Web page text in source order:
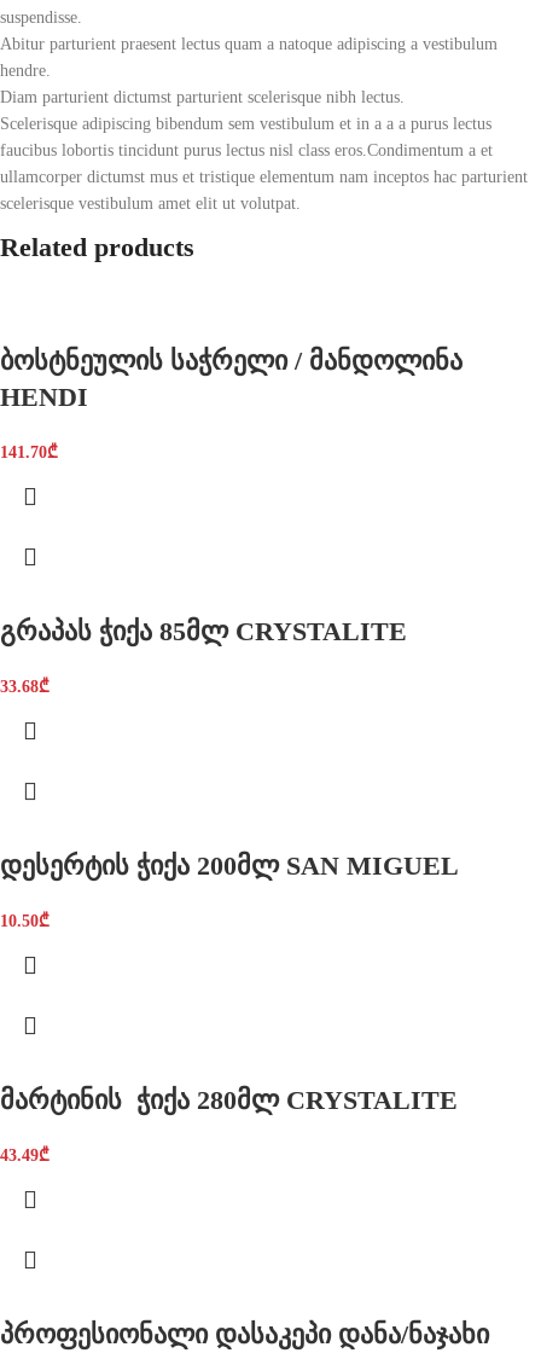
suspendisse.
Abitur parturient praesent lectus quam a natoque adipiscing a vestibulum
hendre.
Diam parturient dictumst parturient scelerisque nibh lectus.
Scelerisque adipiscing bibendum sem vestibulum et in a a a purus lectus
faucibus lobortis tincidunt purus lectus nisl class eros.Condimentum a et
ullamcorper dictumst mus et tristique elementum nam inceptos hac parturient
scelerisque vestibulum amet elit ut volutpat.
Related products
ბოსტნეულის საჭრელი / მანდოლინა
HENDI
141.70₾
გრაპას ჭიქა 85მლ CRYSTALITE
33.68₾
დესერტის ჭიქა 200მლ SAN MIGUEL
10.50₾
მარტინის ჭიქა 280მლ CRYSTALITE
43.49₾
პროფესიონალი დასაკეპი დანა/ნაჯახი